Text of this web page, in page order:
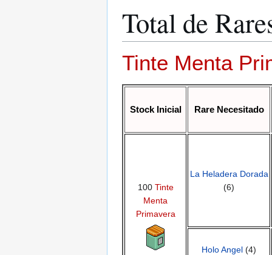
Total de
Tinte Menta
Stock Inicial Rare Necesitado
100 Tinte
Menta
Primavera
La Heladera Dorada
(6)
Holo Angel (4)